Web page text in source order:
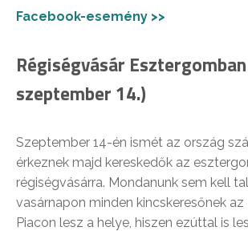
Facebook-esemény >>
Régiségvásár
szeptember 14.)
Szeptember 14-én ismét az ország
érkeznek majd kereskedők az
régiségvásárra. Mondanunk sem kell
vasárnapon minden kincskeresőnek
Piacon lesz a helye, hiszen ezúttal is